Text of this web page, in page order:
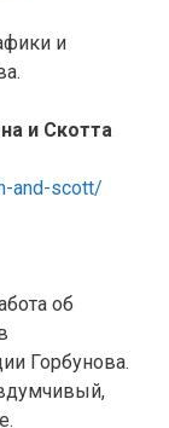
и
и Скотта
and-scott/
об
Горбунова.